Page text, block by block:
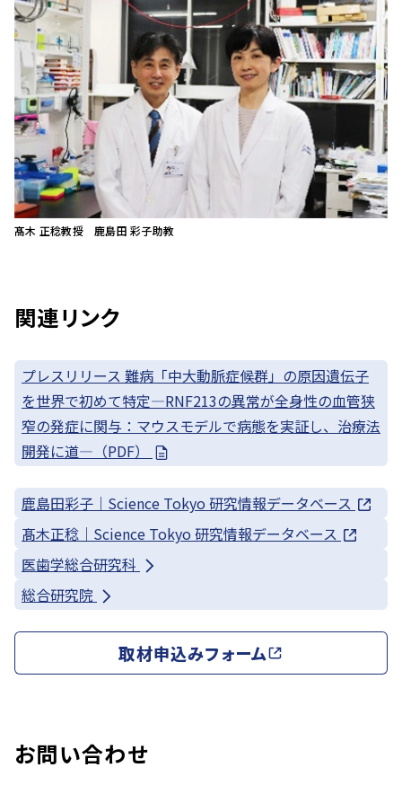
髙木 正稔教授 鹿島田 彩子助教
関連リンク
プレスリリース 難病「中大動脈症候群」の原因遺伝子
を世界で初めて特定—RNF213の異常が全身性の血管狭
窄の発症に関与：マウスモデルで病態を実証し、治療法
開発に道—（PDF）
鹿島田彩子｜Science Tokyo 研究情報データベース
髙木正稔｜Science Tokyo 研究情報データベース
医歯学総合研究科
総合研究院
取材申込みフォーム
お問い合わせ